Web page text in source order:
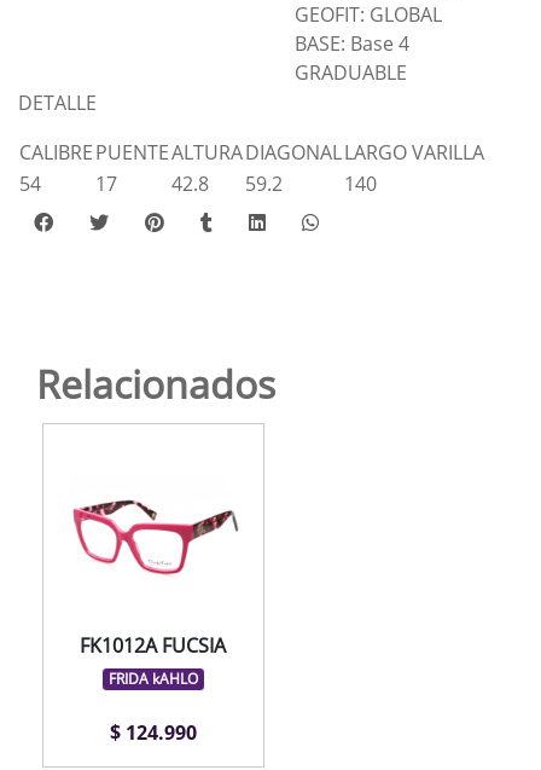
GEOFIT: GLOBAL
BASE: Base 4
GRADUABLE
DETALLE
CALIBREPUENTEALTURADIAGONALLARGO VARILLA
54
17 42.8 59.2 140
Relacionados
FK1012A FUCSIA
FRIDA kAHLO
$ 124.990